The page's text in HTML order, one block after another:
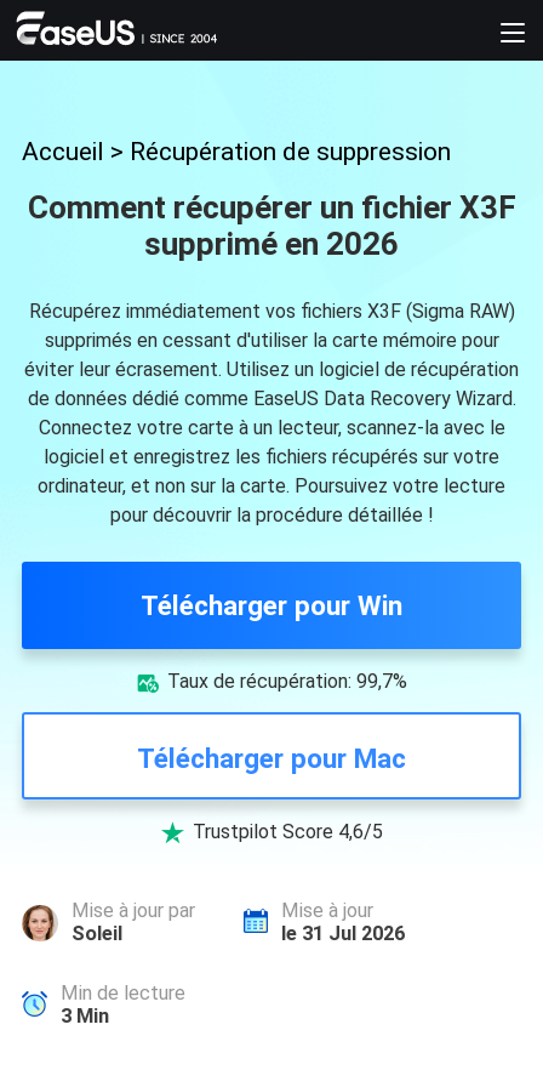
Accueil > Récupération de suppression
Comment récupérer un fichier X3F
supprimé en 2026
Récupérez immédiatement vos fichiers X3F (Sigma RAW)
supprimés en cessant d'utiliser la carte mémoire pour
éviter leur écrasement. Utilisez un logiciel de récupération
de données dédié comme EaseUS Data Recovery Wizard.
Connectez votre carte à un lecteur, scannez-la avec le
logiciel et enregistrez les fichiers récupérés sur votre
ordinateur, et non sur la carte. Poursuivez votre lecture
pour découvrir la procédure détaillée !
Télécharger pour Win
 Taux de récupération: 99,7%
Télécharger pour Mac
 Trustpilot Score 4,6/5
Mise à jour par
Soleil
Mise à jour
le 31 Jul 2026
Min de lecture
3Min